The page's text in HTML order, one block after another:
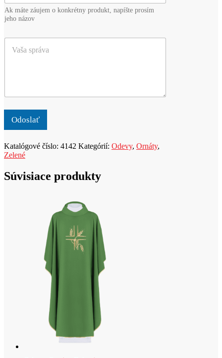
v
i
k
e
d
m
p
r
k
t
Ak máte záujem o konkrétny produkt, napíšte prosím
jeho názov
r
á
Odoslať
Katalógové číslo: 4142 Kategórií: Odevy, Ornáty,
Zelené
Súvisiace produkty